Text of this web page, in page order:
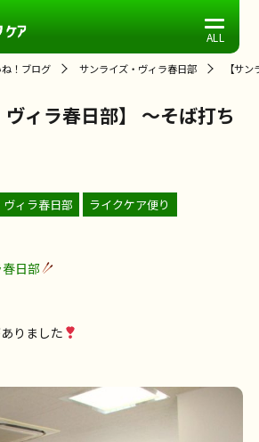
！ブログ サンライズ・ヴィラ春日部 【サ
ヴィラ春日部】 ～そば打ち
ィラ春日部
ライクケア便り
日部
りました